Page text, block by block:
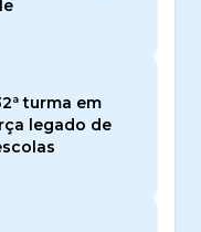
turma em
legado de